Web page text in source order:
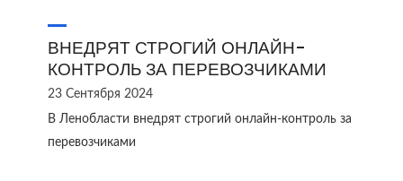
ВНЕДРЯТ СТРОГИЙ ОНЛАЙН-
КОНТРОЛЬ ЗА ПЕРЕВОЗЧИКАМИ
23 Сентября 2024
В Ленобласти внедрят строгий онлайн-контроль за
перевозчиками